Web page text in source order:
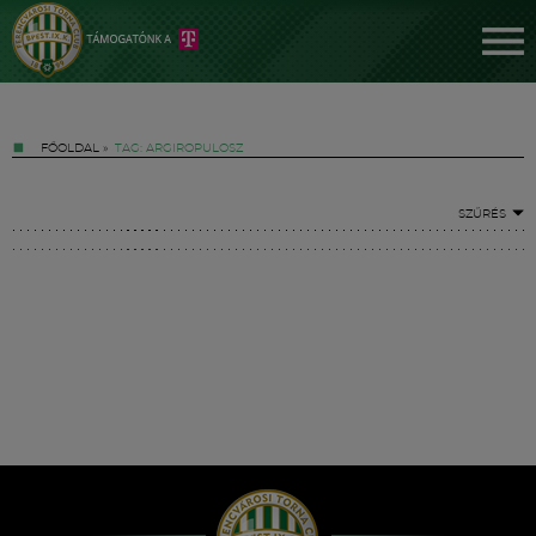
FŐOLDAL » TAG: ARGIROPULOSZ
SZŰRÉS
Hírek